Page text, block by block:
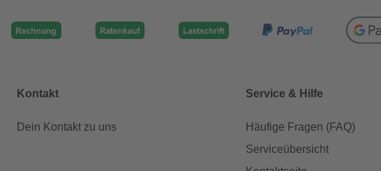
Kontakt
Dein Kontakt zu uns
Service & Hilfe
Häufige Fragen (FAQ)
Serviceübersicht